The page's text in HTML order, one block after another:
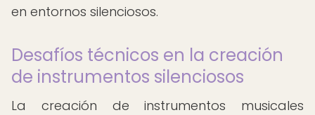
en entornos silenciosos.
Desafíos técnicos en la creación
de instrumentos silenciosos
La creación de instrumentos musicales